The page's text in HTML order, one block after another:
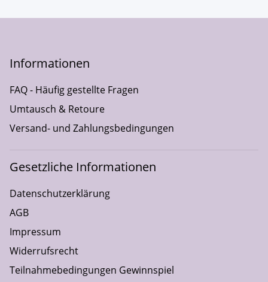
Informationen
FAQ - Häufig gestellte Fragen
Umtausch & Retoure
Versand- und Zahlungsbedingungen
Gesetzliche Informationen
Datenschutzerklärung
AGB
Impressum
Widerrufsrecht
Teilnahmebedingungen Gewinnspiel